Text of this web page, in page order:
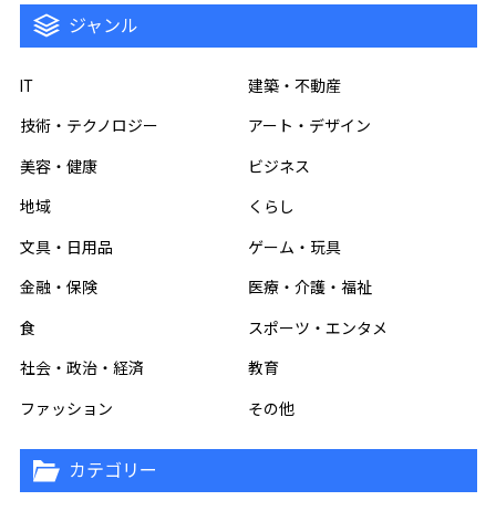
ジャンル
IT 建築・不動産
技術・テクノロジー アート・デザイン
美容・健康 ビジネス
地域 くらし
文具・日用品 ゲーム・玩具
金融・保険 医療・介護・福祉
食 スポーツ・エンタメ
社会・政治・経済 教育
ファッション その他
カテゴリー